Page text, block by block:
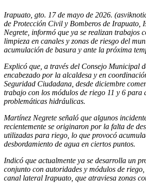
Irapuato, gto. 17 de mayo de 2026.
de Protección Civil y Bomberos de Irapuato,
Negrete, informó que ya se realizan trabajos
limpieza en canales y zonas de riesgo del
acumulación de basura y ante la próxima
Explicó que, a través del Consejo Municipal
encabezado por la alcaldesa y en
Seguridad Ciudadana, desde diciembre
trabajo con los módulos de riego 11 y 6 para
problemáticas hidráulicas.
Martínez Negrete señaló que algunos
recientemente se originaron por la falta de
utilizadas para riego, lo que provocó
desbordamiento de agua en ciertos puntos.
Indicó que actualmente ya se desarrolla un
conjunto con autoridades y módulos de riego,
canal lateral Irapuato, que atraviesa zonas